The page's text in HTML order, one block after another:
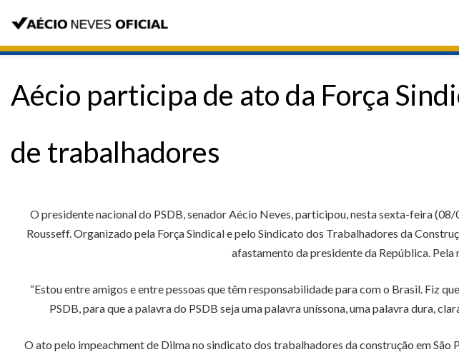
Aécio participa de ato da Força
de trabalhadores
O presidente nacional do PSDB, senador Aécio Neves, participou, nesta sexta-feira
Rousseff. Organizado pela Força Sindical e pelo Sindicato dos Trabalhadores da
afastamento da presidente da República. Pela
“Estou entre amigos e entre pessoas que têm responsabilidade para com o Brasil. Fiz
PSDB, para que a palavra do PSDB seja uma palavra uníssona, uma palavra dura,
O ato pelo impeachment de Dilma no sindicato dos trabalhadores da construção em